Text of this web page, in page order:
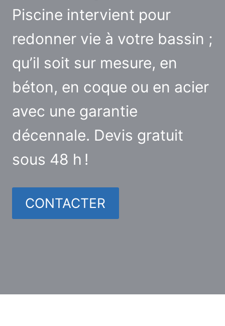
Piscine intervient pour
redonner vie à votre bassin ;
qu’il soit sur mesure, en
béton, en coque ou en acier
avec une garantie
décennale. Devis gratuit
sous 48 h !
CONTACTER